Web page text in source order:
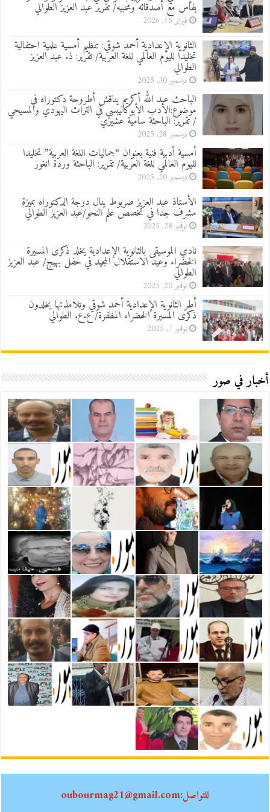
بفاس مع أصدقائه ومحبيه/ تقرير عبد العزيز الطوالي
فبراير 16, 2026
الثانوية الإعدادية أحمد شوقي: تنظيم أمسية علمية احتفالية
تخليدا لليوم العالمي للغة العربية/ تقرير: ذ. عبد العزيز
الطوالي
ديسمبر 30, 2025
الباحث عبد الله أكريم يناقش أطروحة دكتوراه في
موضوع:الأدب الأبوكاليبسي في التراث اليهودي والمسيحي
/ تقرير: الباحثة سامية عشيري
ديسمبر 28, 2025
أمسية أدبية فنية بعنوان “جماليات اللغة العربية” تخليدا
لليوم العالمي للغة العربية/ تقرير: الباحثة وردة انغور
ديسمبر 20, 2025
الأستاذ عبد العزيز صربوط ينال درجة الدكتوراه بميزة
مشرف جدا في تخصص علم النحو/عبد العزيز الطوالي
نوفمبر 28, 2025
نادي الموسيقى بالثانوية الإعدادية يخلد ذكرى المسيرة
الخضراء وعيد الاستقلال المجيد في حفل بهيج/ عبد العزيز
الطوالي
نوفمبر 20, 2025
أطر الثانوية الإعدادية أحمد شوقي وتلامذتها يخلدون
ذكرى المسيرة الخضراء المظفرة/ ع.ع. الطوالي
نوفمبر 7, 2025
أخبار في صور
للتواصل:oubourmag21@gmail.com